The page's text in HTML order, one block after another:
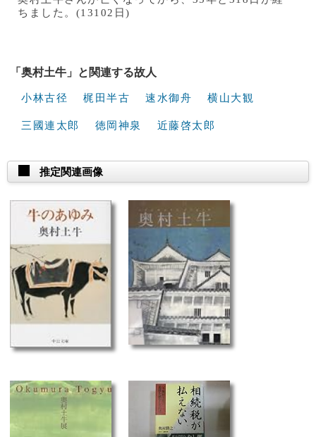
ちました。(13102日)
「奥村土牛」と関連する故人
小林古径 梶田半古 速水御舟 横山大観
三國連太郎 徳岡神泉 近藤啓太郎
推定関連画像